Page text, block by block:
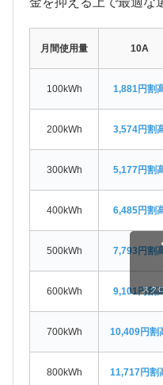
月間使用量 10A
100kWh 1,881円割
200kWh 3,574円割
300kWh 5,177円割
400kWh 6,485円割
500kWh 7,793円割
600kWh 9,101円割
700kWh 10,409円割
800kWh 11,717円割
スク